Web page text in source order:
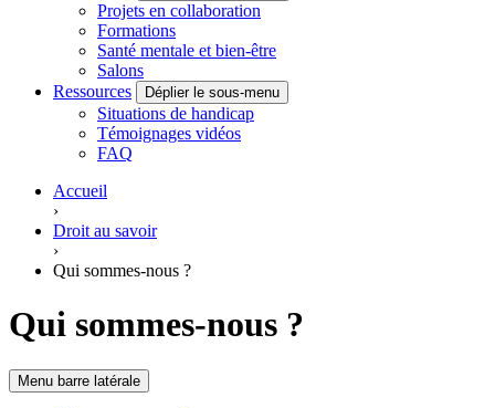
Projets en collaboration
Formations
Santé mentale et bien-être
Salons
Ressources
Déplier le sous-menu
Situations de handicap
Témoignages vidéos
FAQ
Accueil
›
Droit au savoir
›
Qui sommes-nous ?
Qui sommes-nous ?
Menu barre latérale